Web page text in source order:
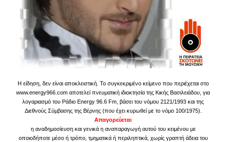
Η είδηση, δεν είναι αποκλειστική. Το συγκεκριμένο κείμενο που περιέχεται στο
www.energy966.com αποτελεί πνευματική ιδιοκτησία της Κικής Βασιλειάδου, για
λογαριασμό του Ράδιο Energy 96.6 Fm, βάσει του νόμου 2121/1993 και της
Διεθνούς Σύμβασης της Βέρνης (που έχει κυρωθεί με το νόμο 100/1975).
Απαγορεύεται
η αναδημοσίευση και γενικά η αναπαραγωγή αυτού του κειμένου με
οποιοδήποτε μέσο ή τρόπο, τμηματικά ή περιληπτικά, χωρίς γραπτή άδεια του